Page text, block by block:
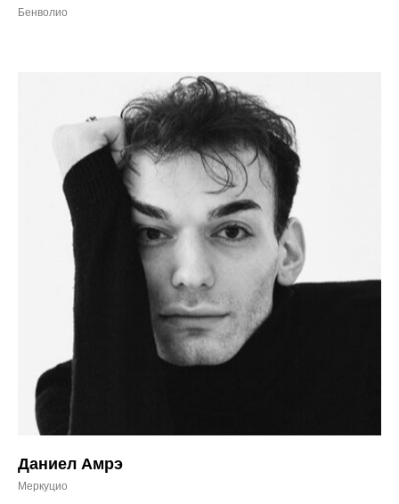
Бенволио
Даниел Амрэ
Меркуцио